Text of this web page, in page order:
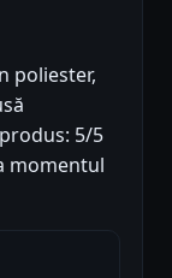
poliester,
5/5
momentul